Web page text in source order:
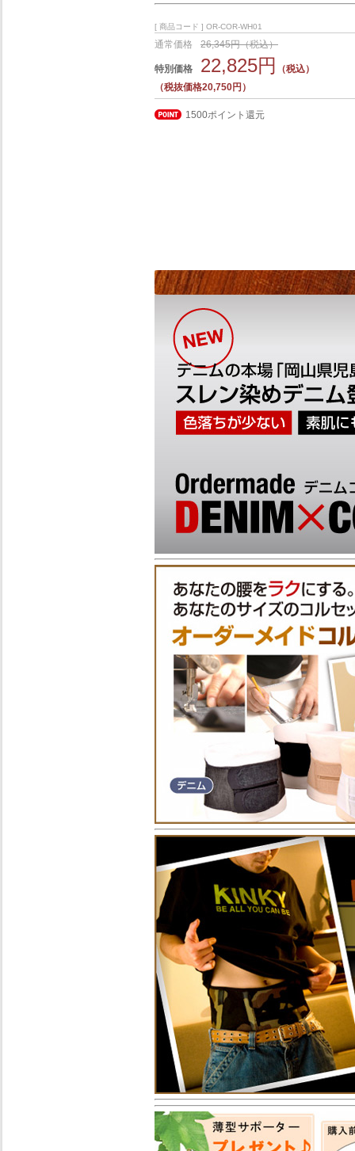
[ 商品コード ] OR-COR-WH01
通常価格 26,345円（税込）
特別価格 22,825円
（税込）
（税抜価格20,750円）
1500ポイント還元